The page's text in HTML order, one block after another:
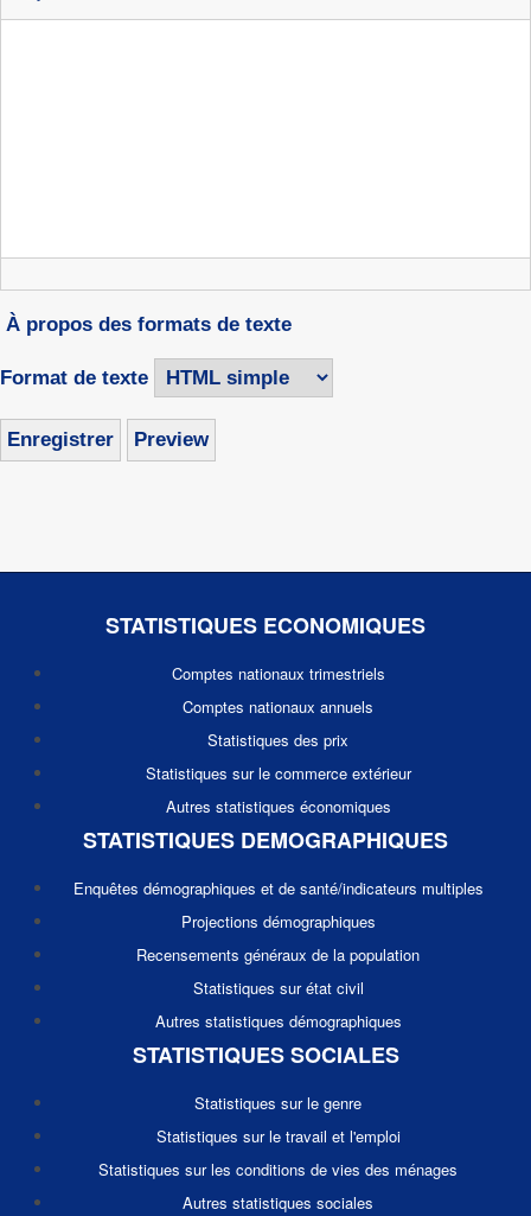
À propos des formats de texte
Format de texte
STATISTIQUES ECONOMIQUES
Comptes nationaux trimestriels
Comptes nationaux annuels
Statistiques des prix
Statistiques sur le commerce extérieur
Autres statistiques économiques
STATISTIQUES DEMOGRAPHIQUES
Enquêtes démographiques et de santé/indicateurs multiples
Projections démographiques
Recensements généraux de la population
Statistiques sur état civil
Autres statistiques démographiques
STATISTIQUES SOCIALES
Statistiques sur le genre
Statistiques sur le travail et l'emploi
Statistiques sur les conditions de vies des ménages
Autres statistiques sociales